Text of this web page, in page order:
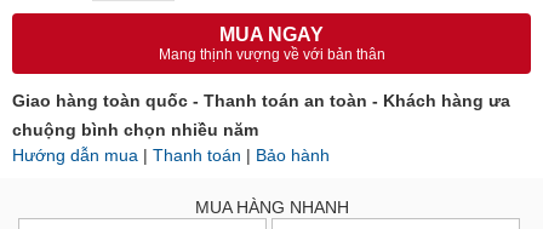
MUA NGAY
Mang thịnh vượng về với bản thân
Giao hàng toàn quốc - Thanh toán an toàn - Khách hàng ưa
chuộng bình chọn nhiều năm
Hướng dẫn mua | Thanh toán | Bảo hành
MUA HÀNG NHANH